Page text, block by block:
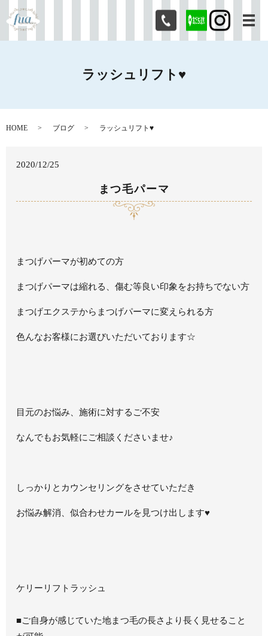
メ
ラッシュリフト♥
HOME ブログ ラッシュリフト♥
2020/12/25
まつ毛パーマ
まつげパーマが初めての方
まつげパーマは縮れる、傷む等良い印象をお持ちでない方
まつげエクステからまつげパーマに変えられる方
色んなお客様にお選びいただいております☆
目元のお悩み、施術に対するご不安
なんでもお気軽にご相談くださいませ♪
しっかりとカウンセリングをさせていただき
お悩み解消、似合わせカールを見つけ出します♥
ケリーリフトラッシュ
■ご自身が感じていた地まつ毛の長さより長く見せること